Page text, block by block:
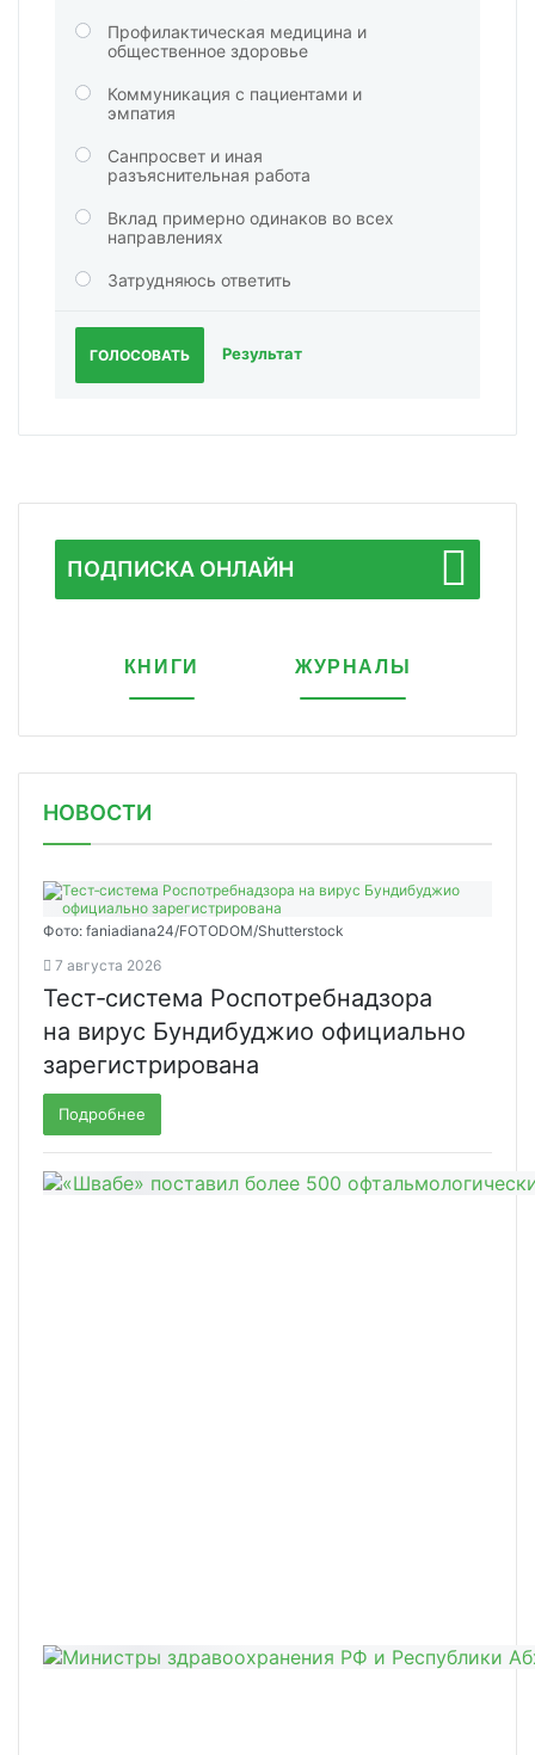
Профилактическая медицина и
общественное здоровье
Коммуникация с пациентами и
эмпатия
Санпросвет и иная
разъяснительная работа
Вклад примерно одинаков во всех
направлениях
Затрудняюсь ответить
ГОЛОСОВАТЬ Результат
ПОДПИСКА ОНЛАЙН
КНИГИ ЖУРНАЛЫ
НОВОСТИ
Фото: faniadiana24/FOTODOM/Shutterstock
7 августа 2026
Тест‑система Роспотребнадзора
на вирус Бундибуджио официально
зарегистрирована
Подробнее